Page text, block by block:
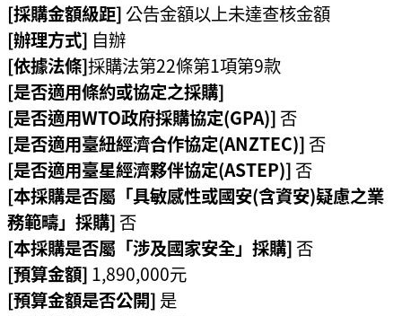
所
屬
機
關
電
動
機
車
巨
大
廢
[採購金額級距] 公告金額以上未達查核金額
[辦理方式] 自辦
[依據法條]採購法第22條第1項第9款
[是否適用條約或協定之採購]
[是否適用WTO政府採購協定(GPA)] 否
[是否適用臺紐經濟合作協定(ANZTEC)] 否
[是否適用臺星經濟夥伴協定(ASTEP)] 否
[本採購是否屬「具敏感性或國安(含資安)疑慮之業
務範疇」採購] 否
[本採購是否屬「涉及國家安全」採購] 否
[預算金額] 1,890,000元
[預算金額是否公開] 是